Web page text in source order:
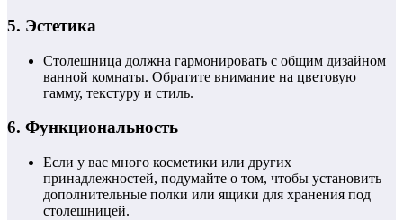
5. Эстетика
Столешница должна гармонировать с общим дизайном
ванной комнаты. Обратите внимание на цветовую
гамму, текстуру и стиль.
6. Функциональность
Если у вас много косметики или других
принадлежностей, подумайте о том, чтобы установить
дополнительные полки или ящики для хранения под
столешницей.